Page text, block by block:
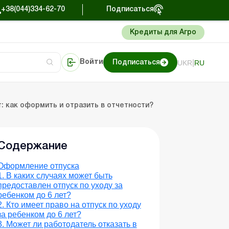
+38(044)334-62-70 Подписаться
Кредиты для Агро
Войти Подписаться UKR RU
как оформить и отразить в отчетности?
отпуска
В каких случаях может быть
отпуск по уходу за
до 6 лет?
Кто имеет право на отпуск по уходу
ребенком до 6 лет?
Может ли работодатель отказать в